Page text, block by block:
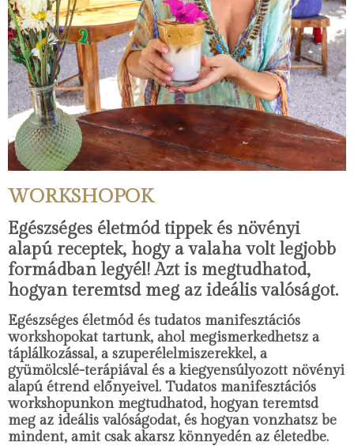
WORKSHOPOK
Egészséges életmód tippek és növényi
alapú receptek, hogy a valaha volt legjobb
formádban legyél! Azt is megtudhatod,
hogyan teremtsd meg az ideális valóságot.
Egészséges életmód és tudatos manifesztációs
workshopokat tartunk, ahol megismerkedhetsz a
táplálkozással, a szuperélelmiszerekkel, a
gyümölcslé-terápiával és a kiegyensúlyozott növényi
alapú étrend előnyeivel. Tudatos manifesztációs
workshopunkon megtudhatod, hogyan teremtsd
meg az ideális valóságodat, és hogyan vonzhatsz be
mindent, amit csak akarsz könnyedén az életedbe.